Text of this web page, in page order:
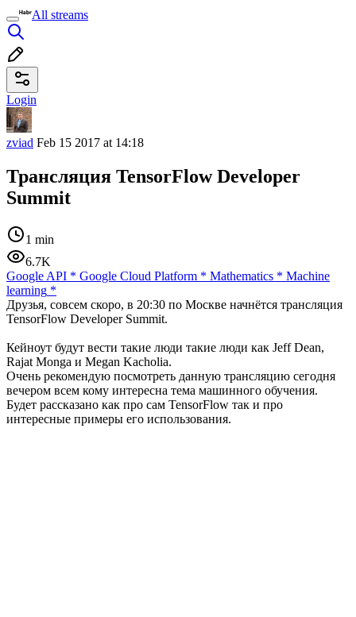
All streams
Login
zviad Feb 15 2017 at 14:18
Трансляция TensorFlow Developer
Summit
1 min
6.7K
Google API * Google Cloud Platform * Mathematics * Machine
learning *
Друзья, совсем скоро, в 20:30 по Москве начнётся трансляция
TensorFlow Developer Summit.
Кейноут будут вести такие люди такие люди как Jeff Dean,
Rajat Monga и Megan Kacholia.
Очень рекомендую посмотреть данную трансляцию сегодня
вечером всем кому интересна тема машинного обучения.
Будет рассказано как про сам TensorFlow так и про
интересные примеры его использования.